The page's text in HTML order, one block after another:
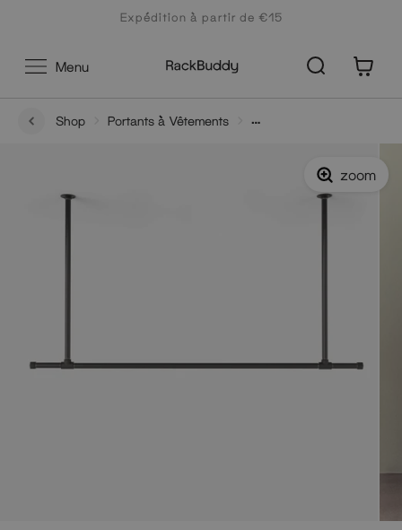
Expédition à partir de €15
Menu
Shop
Portants à Vêtements
zoom